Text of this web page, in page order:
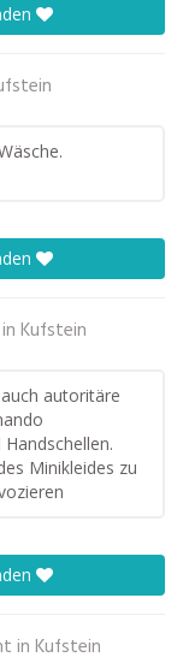
Kufstein
autoritäre
Minikleides zu
in Kufstein